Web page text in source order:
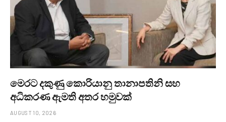
මෙරට දකුණු කොරියානු තානාපතිනි සහ
අධිකරණ ඇමති අතර හමුවක්
AUGUST 10, 2026